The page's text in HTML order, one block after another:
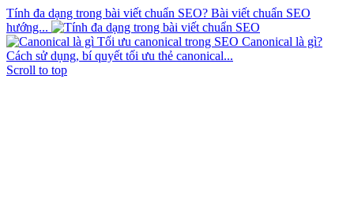
Tính đa dạng trong bài viết chuẩn SEO? Bài viết chuẩn SEO
hướng...
Canonical là gì?
Cách sử dụng, bí quyết tối ưu thẻ canonical...
Scroll to top